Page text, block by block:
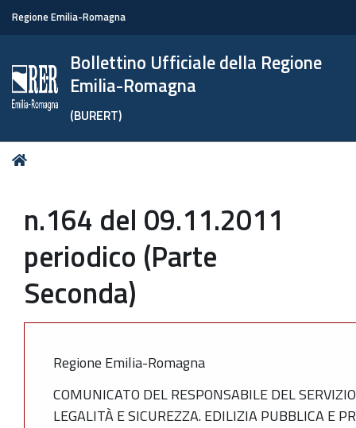
Regione Emilia-Romagna
Bollettino Ufficiale della Regione
Emilia-Romagna
(BURERT)
Tu
n.164 del 09.11.2011
periodico (Parte
Seconda)
Regione Emilia-Romagna
COMUNICATO DEL RESPONSABILE DEL
LEGALITÀ E SICUREZZA. EDILIZIA PUBBLICA E